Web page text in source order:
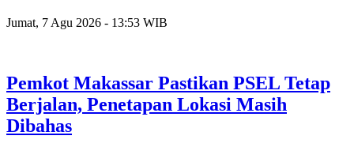
Jumat, 7 Agu 2026 - 13:53 WIB
Pemkot Makassar Pastikan PSEL Tetap
Berjalan, Penetapan Lokasi Masih
Dibahas